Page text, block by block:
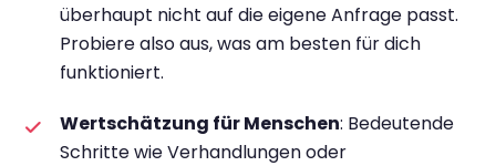
überhaupt nicht auf die eigene Anfrage passt.
Probiere also aus, was am besten für dich
funktioniert.
Wertschätzung für Menschen: Bedeutende
Schritte wie Verhandlungen oder